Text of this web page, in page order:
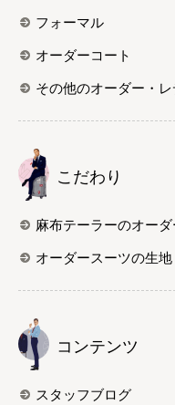
フォーマル
オーダーコート
その他のオーダー・
こだわり
麻布テーラーのオー
オーダースーツの生地
コンテンツ
スタッフブログ